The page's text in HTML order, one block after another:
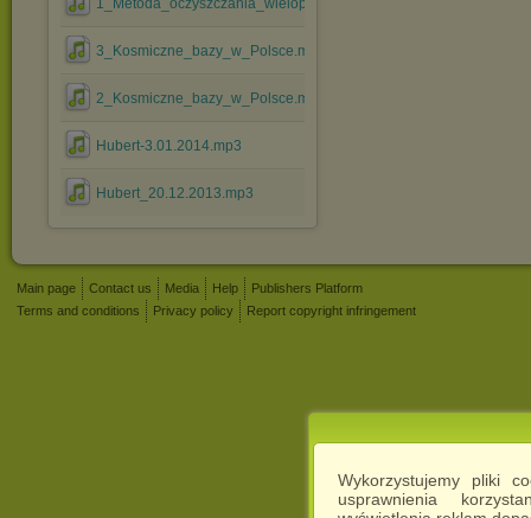
Wykorzystujemy pliki
usprawnienia
1_Metoda_oczyszczania_wielopoziomowego.mp3
3_Kosmiczne_bazy_w_Polsce.mp3
2_Kosmiczne_bazy_w_Polsce.mp3
Hubert-3.01.2014.mp3
Hubert_20.12.2013.mp3
Main page Contact us Media Help
Publishers Platform
Terms and conditions
Privacy policy Report copyright infringement